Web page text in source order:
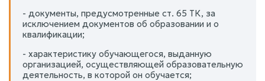
- документы, предусмотренные ст. 65 ТК, за
исключением документов об образовании и о
квалификации;
- характеристику обучающегося, выданную
организацией, осуществляющей образовательную
деятельность, в которой он обучается;